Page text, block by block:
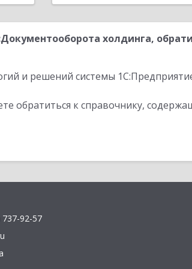
холдинга,
и решений системы
обратиться к справочнику,
737-92-57